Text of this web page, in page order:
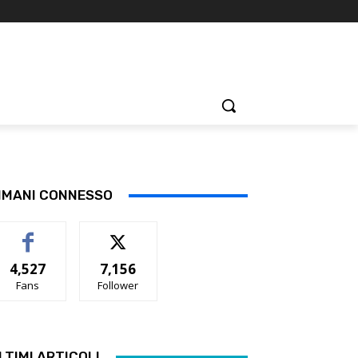
CONNESSO
4,527
Fans
7,156
Follower